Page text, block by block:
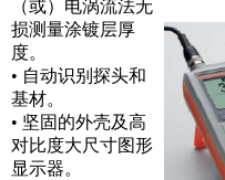
（或）电涡流法无
损测量涂镀层厚
度。
• 自动识别探头和
基材。
• 坚固的外壳及高
对比度大尺寸图形
显示器。